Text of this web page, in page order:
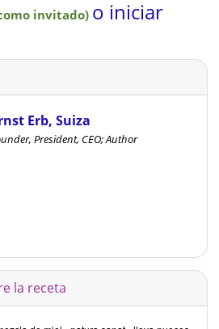
invitado) o iniciar
Erb, Suiza
President, CEO; Author
la receta